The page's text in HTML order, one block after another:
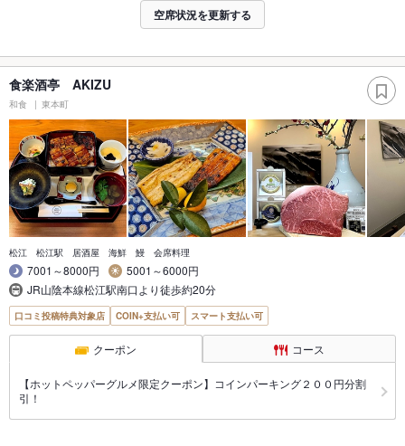
空席状況を更新する
食楽酒亭 AKIZU
和食 東本町
松江 松江駅 居酒屋 海鮮 鰻 会席料理
7001～8000円
5001～6000円
JR山陰本線松江駅南口より徒歩約20分
口コミ投稿特典対象店 COIN+支払い可 スマート支払い可
クーポン コース
【ホットペッパーグルメ限定クーポン】コインパーキング２００円分割
引！